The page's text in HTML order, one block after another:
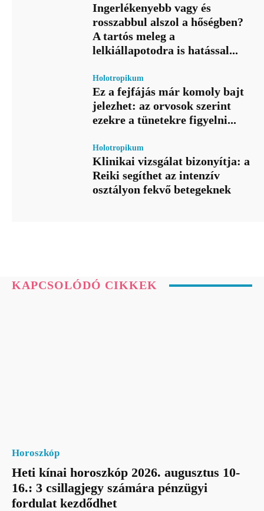
Ingerlékenyebb vagy és
rosszabbul alszol a hőségben?
A tartós meleg a
lelkiállapotodra is hatással...
Holotropikum
Ez a fejfájás már komoly bajt
jelezhet: az orvosok szerint
ezekre a tünetekre figyelni...
Holotropikum
Klinikai vizsgálat bizonyítja: a
Reiki segíthet az intenzív
osztályon fekvő betegeknek
KAPCSOLÓDÓ CIKKEK
Horoszkóp
Heti kínai horoszkóp 2026. augusztus 10-
16.: 3 csillagjegy számára pénzügyi
fordulat kezdődhet